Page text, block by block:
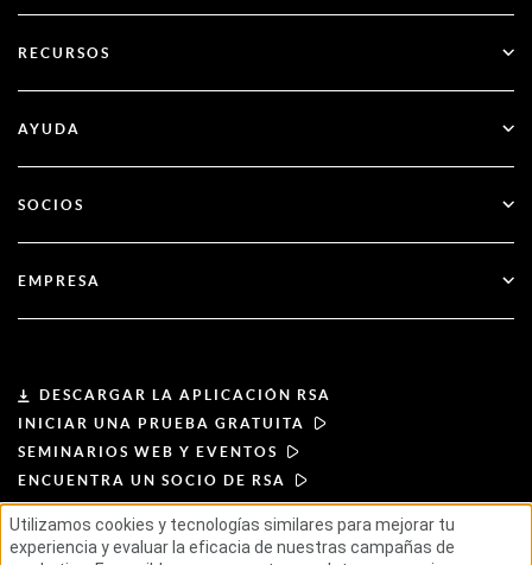
SecurID
Autenticación multifactor
Servicios financieros
RECURSOS
Blog
Documentación
AYUDA
Atención al cliente
SOCIOS
Hágase socio
EMPRESA
Liderazgo
Noticias y prensa
Recursos
DESCARGAR LA APLICACIÓN RSA
INICIAR UNA PRUEBA GRATUITA
SEMINARIOS WEB Y EVENTOS
ENCUENTRA UN SOCIO DE RSA
CONDICIONES DE USO
Utilizamos cookies y tecnologías similares para mejorar tu
experiencia y evaluar la eficacia de nuestras campañas de